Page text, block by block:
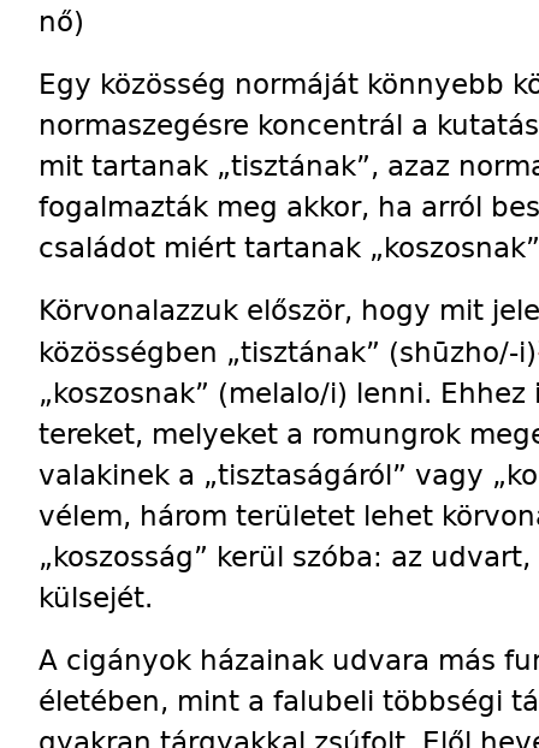
nő)
Egy közösség normáját könnyebb
normaszegésre koncentrál a
mit tartanak „tisztának”, azaz
fogalmazták meg akkor, ha arról
családot miért tartanak
Körvonalazzuk először, hogy mit
közösségben „tisztának” (shūzho/-i)
„koszosnak” (melalo/i) lenni.
tereket, melyeket a romungrok
valakinek a „tisztaságáról” vagy
vélem, három területet lehet
„koszosság” kerül szóba: az
külsejét.
A cigányok házainak udvara más
életében, mint a falubeli többségi